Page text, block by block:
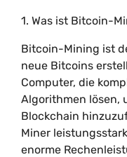
1. Was ist Bitcoin-
Bitcoin-Mining ist
neue Bitcoins
Computer, die
Algorithmen lösen,
Blockchain
Miner
enorme